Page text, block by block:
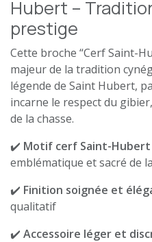
Hubert –
prestige
Cette broche “Cerf Saint-
majeur de la tradition
légende de Saint Hubert,
incarne le respect du
de la chasse.
✔️ Motif cerf Saint-
emblématique et sacré de
✔️ Finition soignée et
qualitatif
✔️ Accessoire léger et